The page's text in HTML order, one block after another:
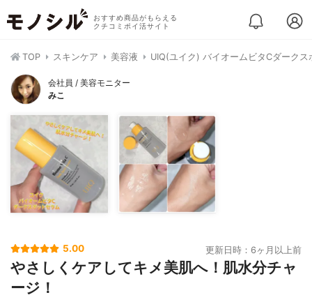
おすすめ商品がもらえる
クチコミポイ活サイト
TOP スキンケア 美容液 UIQ(ユイク) バイオームビタCダークス
会社員 / 美容モニター
みこ
5.00 更新日時：6ヶ月以上前
やさしくケアしてキメ美肌へ！肌水分チャ
ージ！